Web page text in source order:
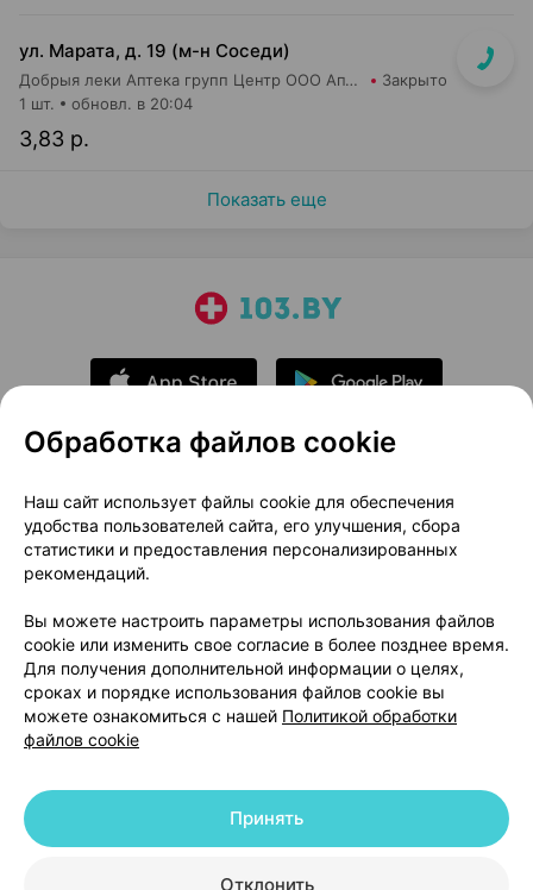
ул. Марата, д. 19 (м-н Соседи)
Добрыя леки Аптека групп Центр ООО Аптека №37 Закрыто
3,83 р.
1 шт. обновл. в 20:04
Показать еще
О проекте
Новости проекта
Размещение рекламы
Медицинский маркетинг
Публичный договор
Доставка
Способы оплаты
Вакансии
Партнеры
Написать руководителю 103.by
Написать в поддержку
Персональные настройки Cookie
© 2026 ООО «Артокс Лаб», УНП 191700409 | 220012, Республика Беларусь,
+375 291212755
Обработка файлов cookie
Наш сайт использует файлы cookie для обеспечения
удобства пользователей сайта, его улучшения, сбора
статистики и предоставления персонализированных
рекомендаций.
Вы можете настроить параметры использования файлов
cookie или изменить свое согласие в более позднее время.
Для получения дополнительной информации о целях,
сроках и порядке использования файлов cookie вы
можете ознакомиться с нашей Политикой обработки
файлов cookie
Отклонить
Принять